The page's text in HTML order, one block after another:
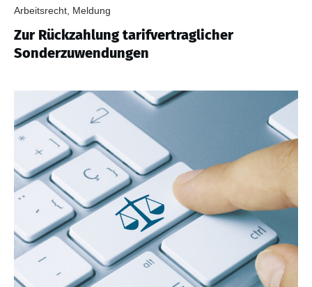
Arbeitsrecht, Meldung
Zur Rückzahlung tarifvertraglicher
Sonderzuwendungen